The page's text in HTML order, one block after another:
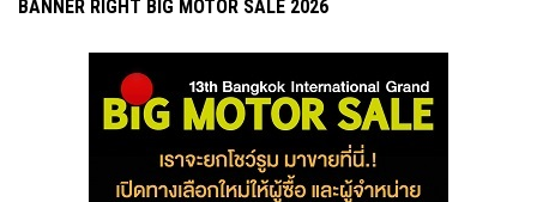
BANNER RIGHT BIG MOTOR SALE 2026